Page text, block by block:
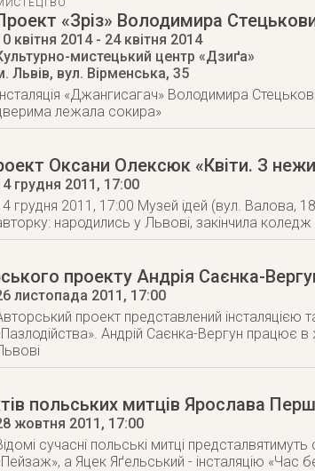
«Зріз» Володимира
квітня 2014- 24 квітня 2014
мистецький центр «Дзиґа»
Львів, вул. Вірменська, 35
«Джангисагач» Володимира
лежала сокира»
Оксани Олексюк «Квіти. З
грудня 2011 , 17:00
грудня 2011, 17:00 Музей ідей (вул. Валова,
народились у Львові, закінчила
проекту Андрія Саєнка-
листопада 2011 , 17:00
проект представлений
Андрій Саєнка-Вергун працює
польських митців Ярослава
жовтня 2011 , 17:00
сучасні польські митці
а Яцек Яґельський - інсталяцію «Час